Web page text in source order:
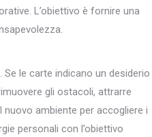
L’obiettivo è fornire una
le carte indicano un desiderio
gli ostacoli, attrarre
nuovo ambiente per accogliere i
personali con l’obiettivo